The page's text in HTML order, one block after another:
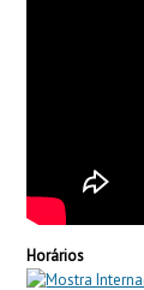
Horários